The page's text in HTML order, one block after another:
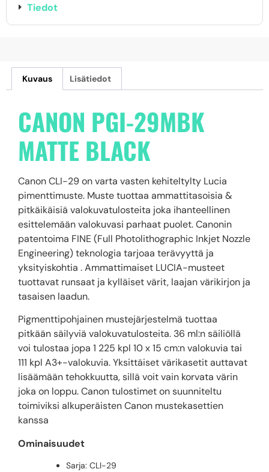
Tiedot
Kuvaus Lisätiedot
CANON PGI-29MBK
MATTE BLACK
Canon CLI-29 on varta vasten kehiteltylty Lucia
pimenttimuste. Muste tuottaa ammattitasoisia &
pitkäikäisiä valokuvatulosteita joka ihanteellinen
esittelemään valokuvasi parhaat puolet. Canonin
patentoima FINE (Full Photolithographic Inkjet Nozzle
Engineering) teknologia tarjoaa terävyyttä ja
yksityiskohtia .Ammattimaiset LUCIA-musteet
tuottavat runsaat ja kylläiset värit, laajan värikirjon ja
tasaisen laadun.
Pigmenttipohjainen mustejärjestelmä tuottaa
pitkään säilyviä valokuvatulosteita. 36 ml:n säiliöllä
voi tulostaa jopa 1 225 kpl 10 x 15 cm:n valokuvia tai
111 kpl A3+-valokuvia.Yksittäiset värikasetit auttavat
lisäämään tehokkuutta, sillä voit vain korvata värin
joka on loppu. Canon tulostimet on suunniteltu
toimiviksi alkuperäisten Canon mustekasettien
kanssa
Ominaisuudet
Sarja: CLI-29